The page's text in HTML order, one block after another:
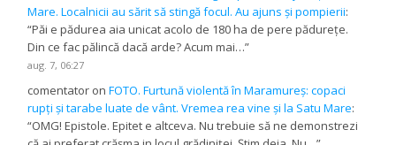
Mare. Localnicii au sărit să stingă focul. Au ajuns și pompierii:
“Păi e pădurea aia unicat acolo de 180 ha de pere pădurețe.
Din ce fac pălincă dacă arde? Acum mai…”
aug. 7, 06:27
comentator onFOTO. Furtună violentă în Maramureș: copaci
rupți și tarabe luate de vânt. Vremea rea vine și la Satu Mare:
“OMG! Epistole. Epitet e altceva. Nu trebuie să ne demonstrezi